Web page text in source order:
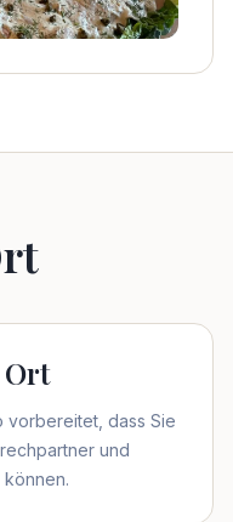
Ort
vorbereitet, dass Sie
und